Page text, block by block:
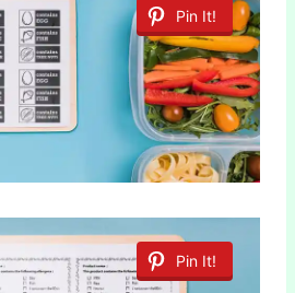
Pin It!
Pin It!